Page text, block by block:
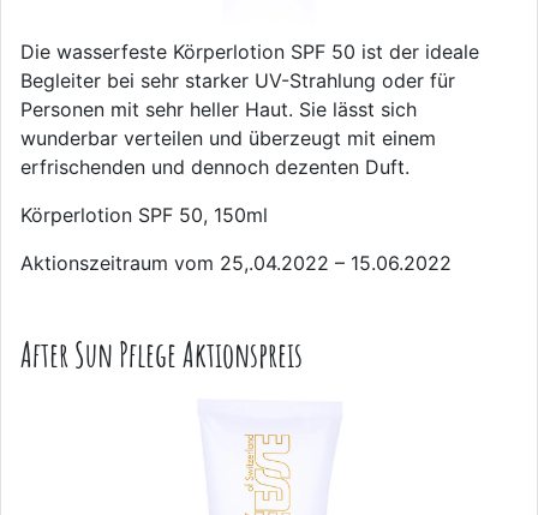
Die wasserfeste Körperlotion SPF 50 ist der ideale
Begleiter bei sehr starker UV-Strahlung oder für
Personen mit sehr heller Haut. Sie lässt sich
wunderbar verteilen und überzeugt mit einem
erfrischenden und dennoch dezenten Duft.
Körperlotion SPF 50, 150ml
Aktionszeitraum vom 25,.04.2022 – 15.06.2022
After Sun Pflege Aktionspreis